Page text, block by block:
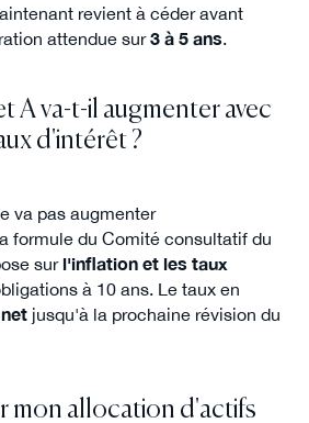
revient à céder avant
attendue sur3 à 5 ans.
A va-t-il augmenter avec
d'intérêt ?
va pas augmenter
formule du Comité consultatif du
sur l'inflation et les taux
à 10 ans. Le taux en
jusqu'à la prochaine révision du
mon allocation d'actifs